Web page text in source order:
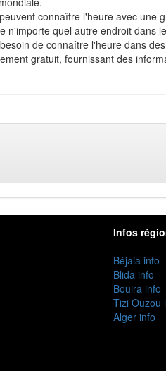
connaître l'heure avec une
n'importe quel autre endroit dans
de connaître l'heure dans
gratuit, fournissant des
Infos
Béjaia info
Blida info
Bouira info
Tizi Ouzou
Alger info